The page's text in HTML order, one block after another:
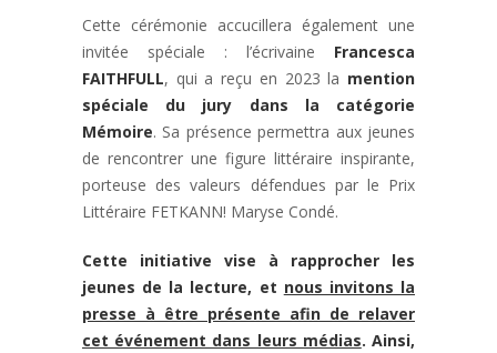
Cette cérémonie accucillera également une
invitée spéciale : l’écrivaine Francesca
FAITHFULL, qui a reçu en 2023 la mention
spéciale du jury dans la catégorie
Mémoire. Sa présence permettra aux jeunes
de rencontrer une figure littéraire inspirante,
porteuse des valeurs défendues par le Prix
Littéraire FETKANN! Maryse Condé.
Cette initiative vise à rapprocher les
jeunes de la lecture, et nous invitons la
presse à être présente afin de relaver
cet événement dans leurs médias. Ainsi,